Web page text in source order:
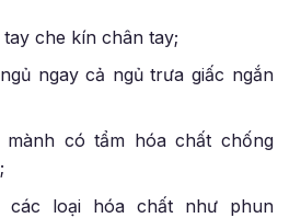
che kín chân tay;
ngay cả ngủ trưa giấc ngắn
mành có tẩm hóa chất chống
các loại hóa chất như phun